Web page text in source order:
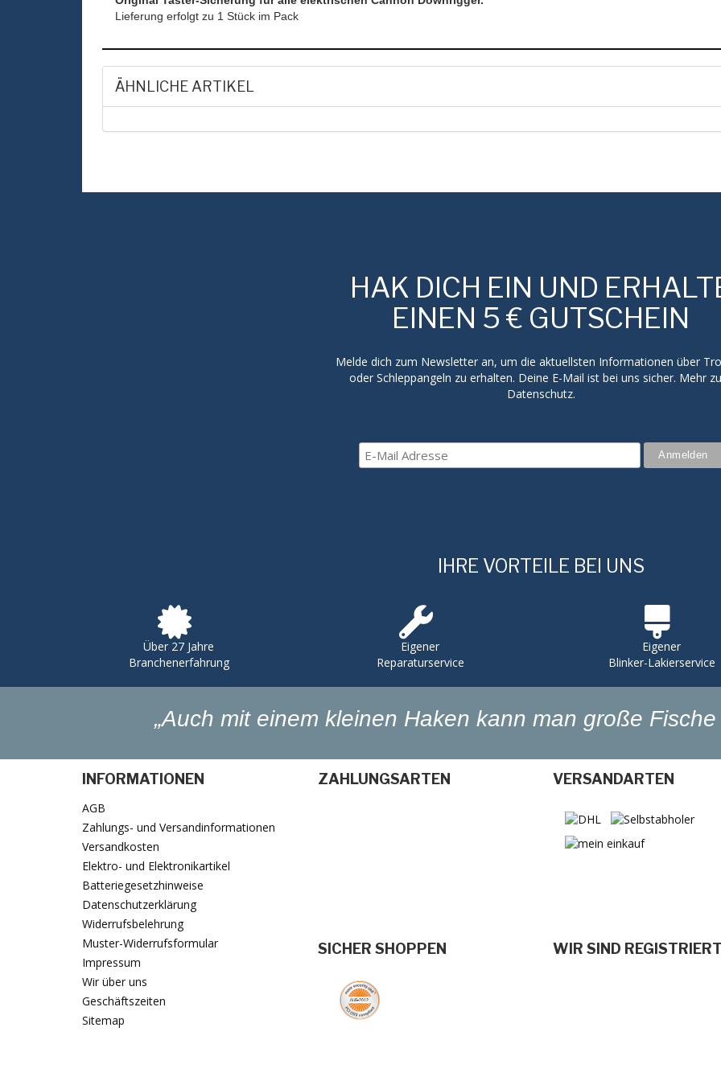
Lieferung erfolgt zu 1 Stück im Pack
ÄHNLICHE ARTIKEL
HAK DICH EIN UND
EINEN 5 € GUTSCHEIN
Melde dich zum Newsletter an, um die aktuellsten Informationen über
oder Schleppangeln zu erhalten. Deine E-Mail ist bei uns sicher. Mehr
Datenschutz.
IHRE VORTEILE BEI UNS
Über 27 Jahre
Branchenerfahrung
Eigener
Reparaturservice
Eigener
Blinker-Lakierservice
„Auch mit einem kleinen Haken kann man große Fische
INFORMATIONEN
AGB
Zahlungs- und Versandinformationen
Versandkosten
Elektro- und Elektronikartikel
Batteriegesetzhinweise
Datenschutzerklärung
Widerrufsbelehrung
Muster-Widerrufsformular
Impressum
Wir über uns
Geschäftszeiten
Sitemap
ZAHLUNGSARTEN VERSANDARTEN
SICHER SHOPPEN WIR SIND